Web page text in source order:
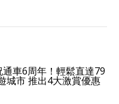
車6周年！輕鬆直達79
城市 推出4大激賞優惠